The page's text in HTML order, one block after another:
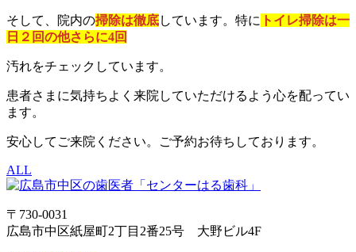
そして、院内の掃除は徹底しています。特に トイレ掃除は一
日２回の他さらに4回
汚れをチェックしています。
患者さまに気持ちよく来院していただけるよう心を配ってい
ます。
安心してご来院ください。ご予約お待ちしております。
ALL
〒730-0031
広島市中区紙屋町2丁目2番25号 大野ビル4F